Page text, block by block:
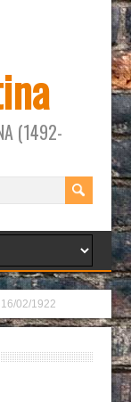
(1492-
16/02/1922